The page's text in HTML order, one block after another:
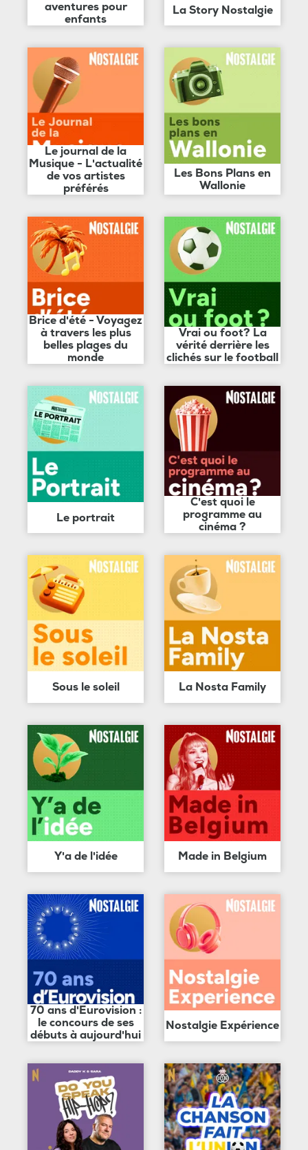
aventures pour
enfants
La Story Nostalgie
Le journal de la
Musique - L'actualité
de vos artistes
préférés
Les Bons Plans en
Wallonie
Brice d'été - Voyagez
à travers les plus
belles plages du
monde
Vrai ou foot? La
vérité derrière les
clichés sur le football
Le portrait
C'est quoi le
programme au
cinéma ?
Sous le soleil La Nosta Family
Y'a de l'idée Made in Belgium
70 ans d'Eurovision :
le concours de ses
débuts à aujourd'hui
Nostalgie Expérience